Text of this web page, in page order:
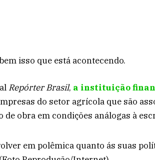
isso que está acontecendo.
Repórter Brasil, a instituição
do setor agrícola que são
obra em condições análogas à